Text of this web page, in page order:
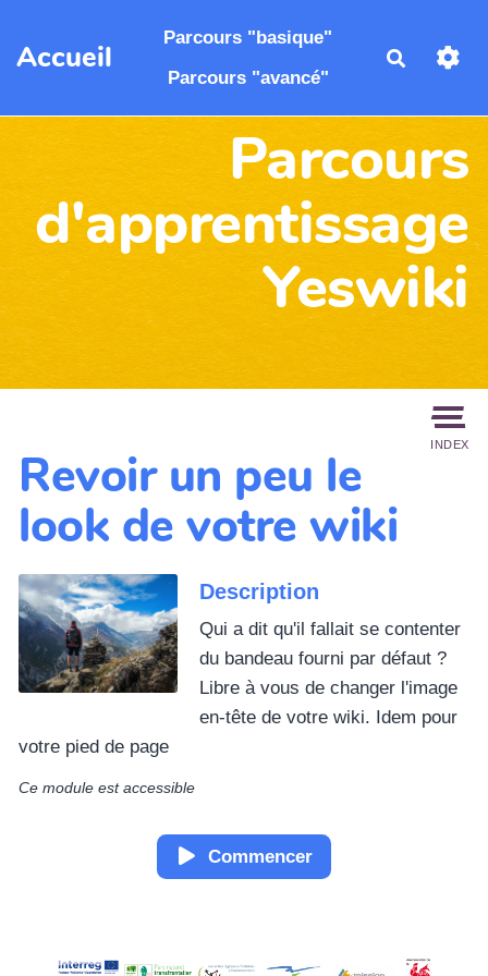
Aller au contenu principal
Accueil
Parcours "basique"
Parcours "avancé"
Parcours
d'apprentissage
Yeswiki
INDEX
Revoir un peu le
look de votre wiki
Description
Qui a dit qu'il fallait se contenter
du bandeau fourni par défaut ?
Libre à vous de changer l'image
en-tête de votre wiki. Idem pour
votre pied de page
Ce module est accessible
Commencer